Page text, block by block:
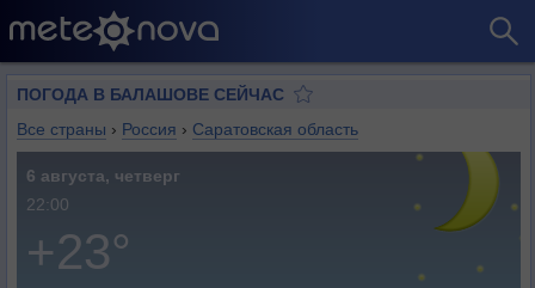
ПОГОДА В БАЛАШОВЕ СЕЙЧАС
Все страны › Россия › Саратовская область
6 августа, четверг
22:00
+23°